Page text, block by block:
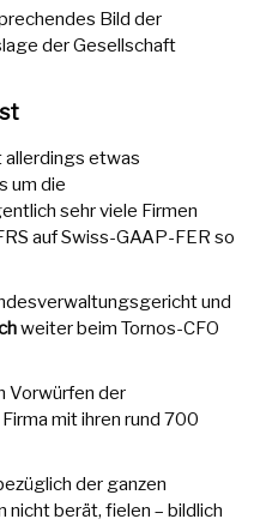
Bild der
der Gesellschaft
allerdings etwas
um die
sehr viele Firmen
auf Swiss-GAAP-FER so
und
weiter beim Tornos-CFO
Vorwürfen der
mit ihren rund 700
der ganzen
nicht berät, fielen – bildlich